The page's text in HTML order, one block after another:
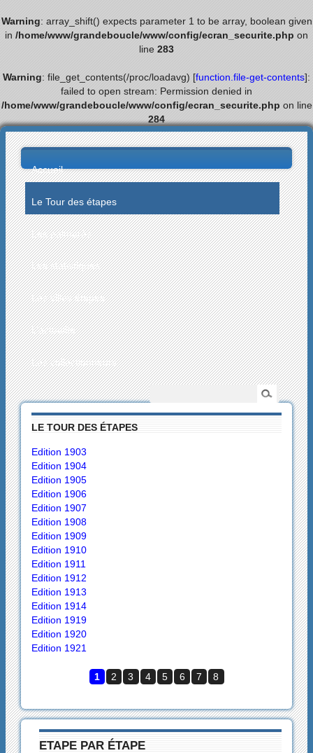
Warning: array_shift() expects parameter 1 to be array, boolean given
in /home/www/grandeboucle/www/config/ecran_securite.php on
line 283
Warning: file_get_contents(/proc/loadavg) [function.file-get-contents]:
failed to open stream: Permission denied in
/home/www/grandeboucle/www/config/ecran_securite.php on line
284
Accueil
Le Tour des étapes
Les palmarès
Les statistiques
Les villes étapes
L’actualité
Les collectionneurs
LE TOUR DES ÉTAPES
Edition 1903
Edition 1904
Edition 1905
Edition 1906
Edition 1907
Edition 1908
Edition 1909
Edition 1910
Edition 1911
Edition 1912
Edition 1913
Edition 1914
Edition 1919
Edition 1920
Edition 1921
1 2 3 4 5 6 7 8
ETAPE PAR ÉTAPE